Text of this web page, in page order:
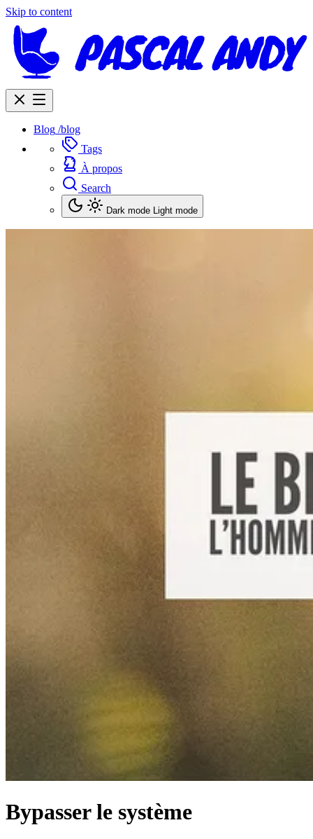
Skip to content
Blog /blog
Tags
À propos
Search
Dark mode Light mode
Bypasser le système